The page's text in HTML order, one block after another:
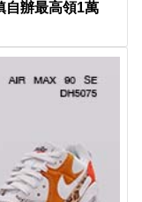
自辦最高領1萬